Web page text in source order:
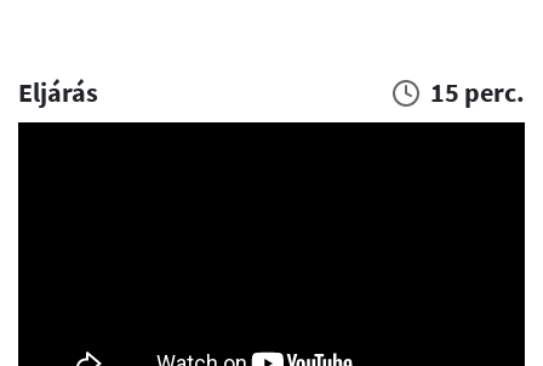
Eljárás 15 perc.